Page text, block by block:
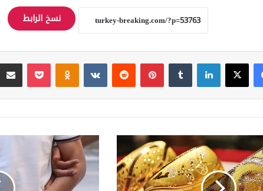
نسخ الرابط
فيسبوك‫X لينكدإن بينتيريست Odnoklassniki
‫Pocket
شاب
سوري
يضرب
شرطي